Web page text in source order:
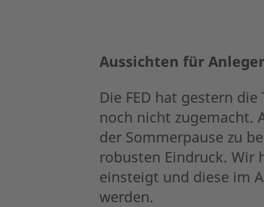
Aussichten für Anleger
Die FED hat gestern
noch nicht zugemacht.
der Sommerpause zu
robusten Eindruck. Wir
einsteigt und diese im
werden.